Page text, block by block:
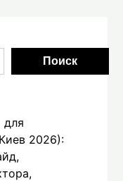
Поиск
2026):